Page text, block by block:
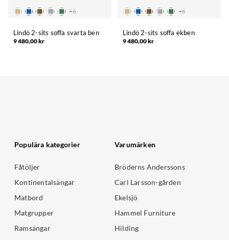
+6
Lindö 2-sits soffa svarta ben
9 480,00 kr
+6
Lindö 2-sits soffa ekben
9 480,00 kr
Populära kategorier
Fåtöljer
Kontinentalsängar
Matbord
Matgrupper
Ramsängar
Varumärken
Bröderns Anderssons
Carl Larsson-gården
Ekelsjö
Hammel Furniture
Hilding